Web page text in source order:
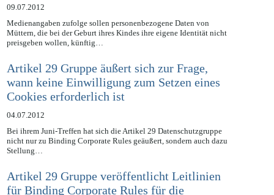
09.07.2012
Medienangaben zufolge sollen personenbezogene Daten von
Müttern, die bei der Geburt ihres Kindes ihre eigene Identität nicht
Artikel 29 Gruppe äußert sich zur Frage,
wann keine Einwilligung zum Setzen eines
Cookies erforderlich ist
04.07.2012
Bei ihrem Juni-Treffen hat sich die Artikel 29 Datenschutzgruppe
nicht nur zu Binding Corporate Rules geäußert, sondern auch dazu
Artikel 29 Gruppe veröffentlicht Leitlinien